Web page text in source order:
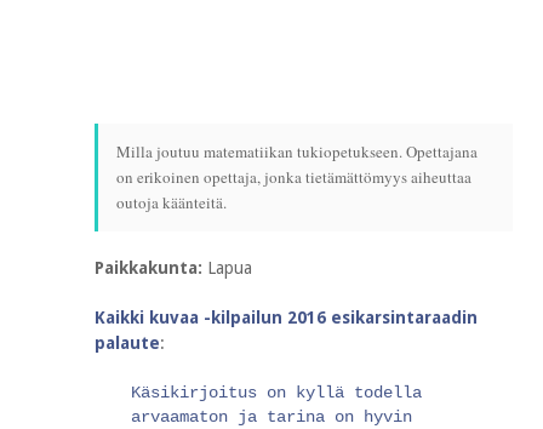
Milla joutuu matematiikan tukiopetukseen. Opettajana
on erikoinen opettaja, jonka tietämättömyys aiheuttaa
outoja käänteitä.
Paikkakunta: Lapua
Kaikki kuvaa -kilpailun 2016 esikarsintaraadin
palaute:
Käsikirjoitus on kyllä todella
arvaamaton ja tarina on hyvin